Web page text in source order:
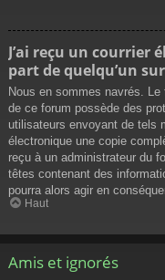
J’ai reçu un courrier
part de quelqu’un
Nous en sommes navrés. Le
de ce forum possède des
utilisateurs envoyant de tels
électronique une copie
reçu à un administrateur du
têtes contenant des
pourra alors agir en
Haut
Amis et ignorés